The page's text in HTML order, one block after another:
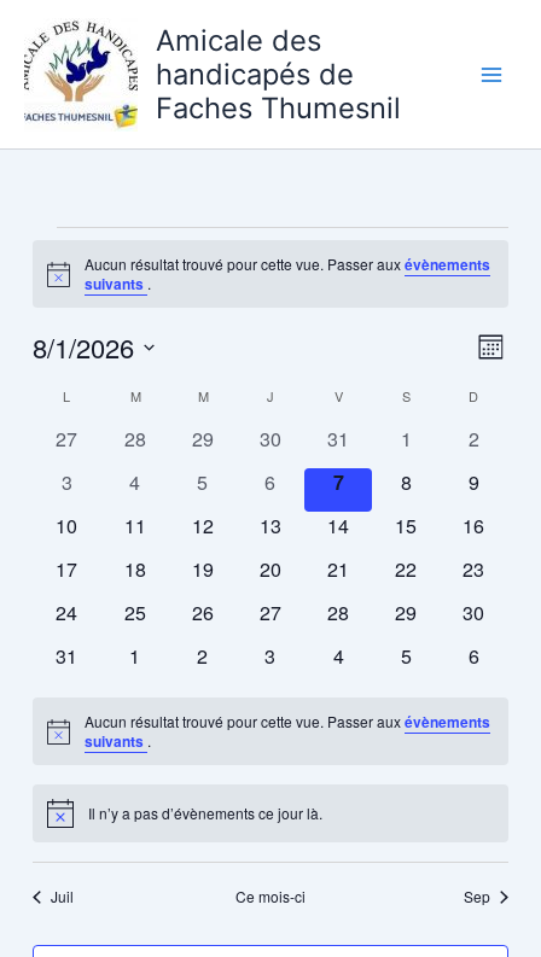
contenu
Amicale des
handicapés de
Faches Thumesnil
Notice
Aucun résultat trouvé pour cette vue. Passer auxévènements
suivants .
Mois
8/1/2026
Calendrier
L MMARDI MMERCREDI
J VVENDREDI
SSAMEDI D
0
27
0
28
0
29
0
évènements
30
0
évènements
31
0
1
0
2
0
3
0
4
0
5
0
évènements
6
0
évènements
7
0
8
0
9
0
10
0
11
0
12
0
13
0
14
0
15
0
16
0
17
0
18
0
19
0
20
0
21
0
22
0
23
0
24
0
25
0
26
0
27
0
28
0
29
0
30
0
31
0
1
0
2
0
3
0
4
0
5
0
6
Notice
Aucun résultat trouvé pour cette vue. Passer auxévènements
suivants .
Notice Il n’y a pas d’évènements ce jour là.
Juil Ce mois-ci Sep